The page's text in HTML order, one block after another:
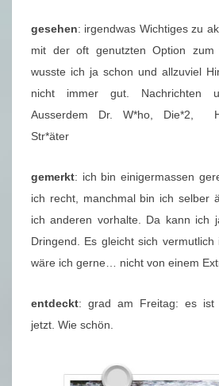
gesehen: irgendwas Wichtiges zu
mit der oft genutzten Option zum
wusste ich ja schon und allzuviel
nicht immer gut. Nachrichten
Ausserdem Dr. W*ho, Die*2,
Str*äter
gemerkt: ich bin einigermassen
ich recht, manchmal bin ich selber
ich anderen vorhalte. Da kann ich
Dringend. Es gleicht sich
wäre ich gerne… nicht von einem
entdeckt: grad am Freitag: es ist
jetzt. Wie schön.